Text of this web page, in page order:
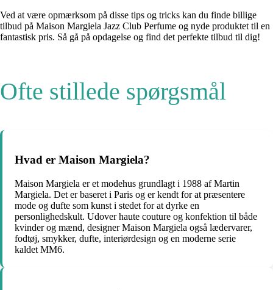
Ved at være opmærksom på disse tips og tricks kan du finde billige
tilbud på Maison Margiela Jazz Club Perfume og nyde produktet til en
fantastisk pris. Så gå på opdagelse og find det perfekte tilbud til dig!
Ofte stillede spørgsmål
Hvad er Maison Margiela?
Maison Margiela er et modehus grundlagt i 1988 af Martin
Margiela. Det er baseret i Paris og er kendt for at præsentere
mode og dufte som kunst i stedet for at dyrke en
personlighedskult. Udover haute couture og konfektion til både
kvinder og mænd, designer Maison Margiela også lædervarer,
fodtøj, smykker, dufte, interiørdesign og en moderne serie
kaldet MM6.